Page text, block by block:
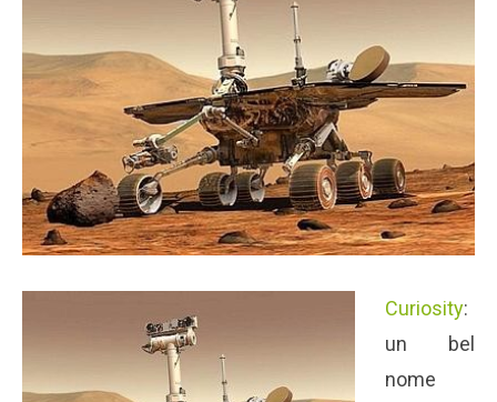
Curiosity:
un bel
nome